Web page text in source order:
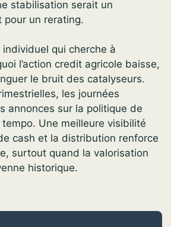
stabilisation serait un
pour un rerating.
individuel qui cherche à
l’action credit agricole baisse,
le bruit des catalyseurs.
les journées
annonces sur la politique de
Une meilleure visibilité
cash et la distribution renforce
surtout quand la valorisation
historique.